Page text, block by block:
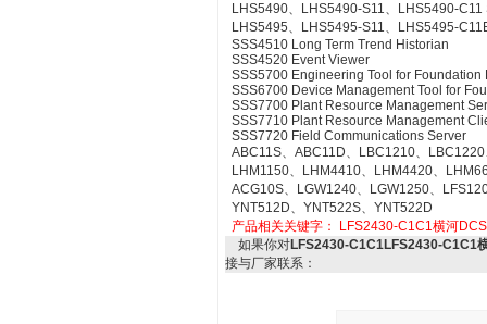
LHS5490、LHS5490-S11、LHS5490-
LHS5495、LHS5495-S11、LHS5495-
SSS4510 Long Term Trend Historian
SSS4520 Event Viewer
SSS5700 Engineering Tool for Foundation
SSS6700 Device Management Tool for
SSS7700 Plant Resource Management
SSS7710 Plant Resource Management
SSS7720 Field Communications Server
ABC11S、ABC11D、LBC1210、
LHM1150、LHM4410、LHM4420、
ACG10S、LGW1240、LGW1250、
YNT512D、YNT522S、YNT522D
产品相关关键字：
LFS2430-C1C1横河
如果你对LFS2430-C1C1LFS2430-C1C1
接与厂家联系：